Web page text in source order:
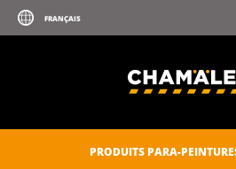
PRODUITS PARA-